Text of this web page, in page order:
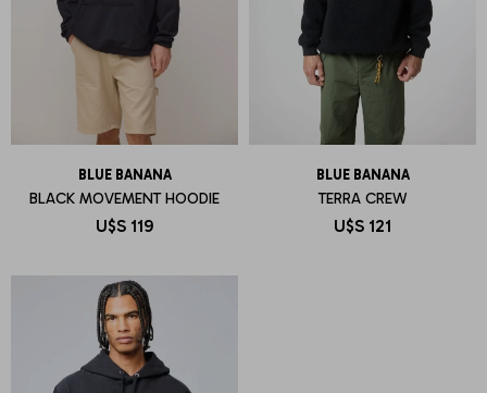
BLUE BANANA
BLACK MOVEMENT HOODIE
U$S 119
BLUE BANANA
TERRA CREW
U$S 121